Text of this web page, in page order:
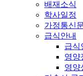
배재소식
학사일정
가정통신
급식안내
급식
영양
영양